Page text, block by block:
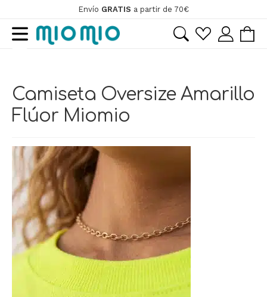
Envío GRATIS a partir de 70€
Ir
a
Ir
al
Camiseta Oversize Amarillo
Flúor Miomio